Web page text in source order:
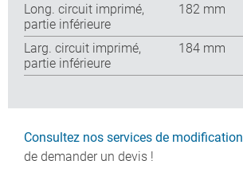
Long. circuit imprimé,
partie inférieure
182 mm
Larg. circuit imprimé,
partie inférieure
184 mm
Consultez nos services de modification
de demander un devis !